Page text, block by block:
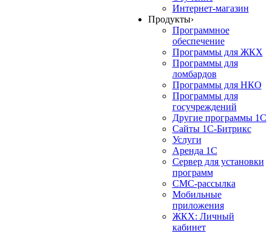
Интернет-магазин
Продукты›
Программное
обеспечение
Программы для ЖКХ
Программы для
ломбардов
Программы для НКО
Программы для
госучреждений
Другие программы 1С
Сайты 1С-Битрикс
Услуги
Аренда 1С
Сервер для установки
программ
СМС-рассылка
Мобильные
приложения
ЖКХ: Личный
кабинет